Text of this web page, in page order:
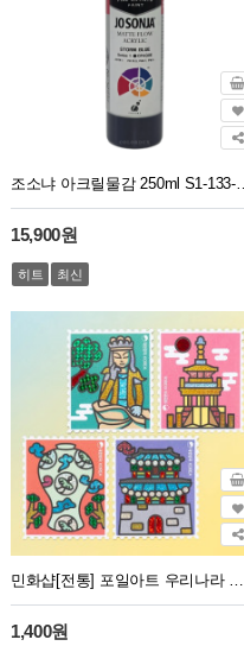
조소냐 아크릴물감 250ml S1-133-Storm Blue 스톰 블루
15,900원
히트 최신
민화샵[전통] 포일아트 우리나라 문화유산 만들기 (사회 교과)
1,400원